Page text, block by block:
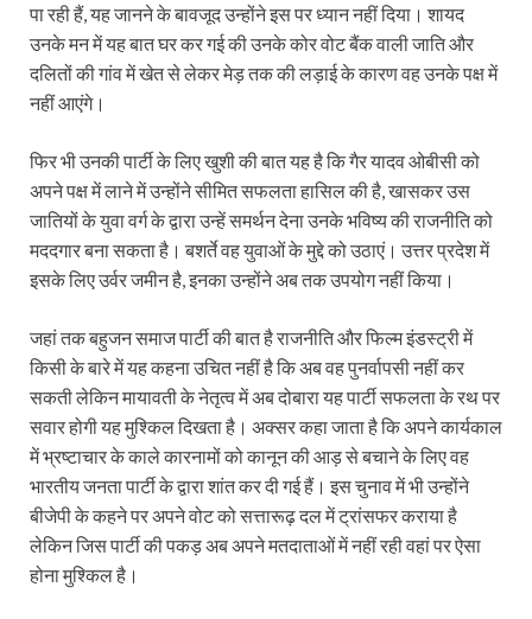
पा रही हैं, यह जानने के बावजूद उन्होंने इस पर ध्यान नहीं दिया। शायद
उनके मन में यह बात घर कर गई की उनके कोर वोट बैंक वाली जाति और
दलितों की गांव में खेत से लेकर मेड़ तक की लड़ाई के कारण वह उनके पक्ष में
नहीं आएंगे।
फिर भी उनकी पार्टी के लिए खुशी की बात यह है कि गैर यादव ओबीसी को
अपने पक्ष में लाने में उन्होंने सीमित सफलता हासिल की है, खासकर उस
जातियों के युवा वर्ग के द्वारा उन्हें समर्थन देना उनके भविष्य की राजनीति को
मददगार बना सकता है। बशर्ते वह युवाओं के मुद्दे को उठाएं। उत्तर प्रदेश में
इसके लिए उर्वर जमीन है, इनका उन्होंने अब तक उपयोग नहीं किया।
जहां तक बहुजन समाज पार्टी की बात है राजनीति और फिल्म इंडस्ट्री में
किसी के बारे में यह कहना उचित नहीं है कि अब वह पुनर्वापसी नहीं कर
सकती लेकिन मायावती के नेतृत्व में अब दोबारा यह पार्टी सफलता के रथ पर
सवार होगी यह मुश्किल दिखता है। अक्सर कहा जाता है कि अपने कार्यकाल
में भ्रष्टाचार के काले कारनामों को कानून की आड़ से बचाने के लिए वह
भारतीय जनता पार्टी के द्वारा शांत कर दी गई हैं। इस चुनाव में भी उन्होंने
बीजेपी के कहने पर अपने वोट को सत्तारूढ़ दल में ट्रांसफर कराया है
लेकिन जिस पार्टी की पकड़ अब अपने मतदाताओं में नहीं रही वहां पर ऐसा
होना मुश्किल है।